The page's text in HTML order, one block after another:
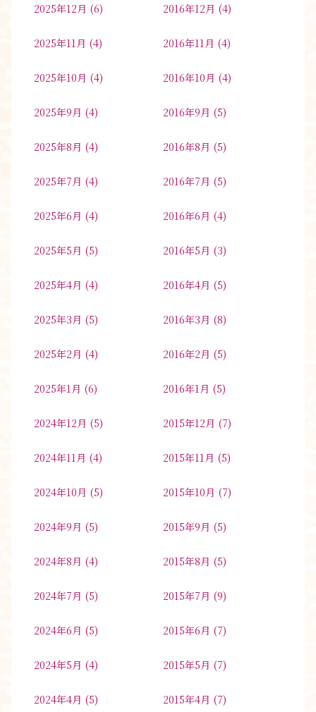
2025年12月 (6)
2025年11月 (4)
2025年10月 (4)
2025年9月 (4)
2025年8月 (4)
2025年7月 (4)
2025年6月 (4)
2025年5月 (5)
2025年4月 (4)
2025年3月 (5)
2025年2月 (4)
2025年1月 (6)
2024年12月 (5)
2024年11月 (4)
2024年10月 (5)
2024年9月 (5)
2024年8月 (4)
2024年7月 (5)
2024年6月 (5)
2024年5月 (4)
2024年4月 (5)
2016年12月 (4)
2016年11月 (4)
2016年10月 (4)
2016年9月 (5)
2016年8月 (5)
2016年7月 (5)
2016年6月 (4)
2016年5月 (3)
2016年4月 (5)
2016年3月 (8)
2016年2月 (5)
2016年1月 (5)
2015年12月 (7)
2015年11月 (5)
2015年10月 (7)
2015年9月 (5)
2015年8月 (5)
2015年7月 (9)
2015年6月 (7)
2015年5月 (7)
2015年4月 (7)